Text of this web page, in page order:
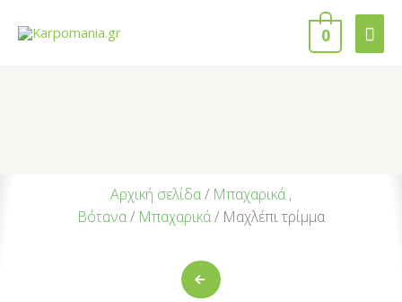
0
Αρχική σελίδα/ Μπαχαρικά ,
Βότανα/ Μπαχαρικά/ Μαχλέπι τρίμμα